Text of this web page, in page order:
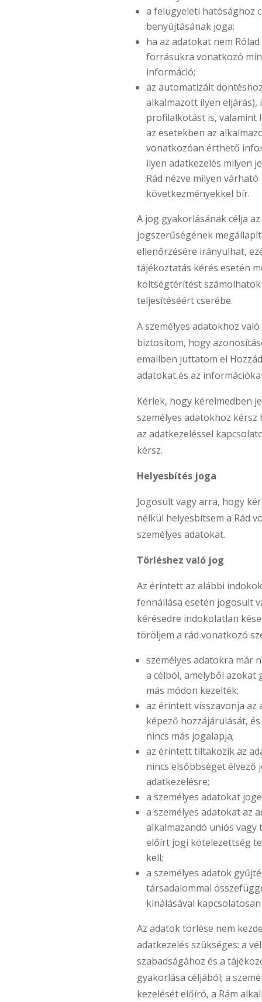
a felügyeleti hatósághoz
benyújtásának joga;
ha az adatokat nem
forrásukra vonatkozó
információ;
az automatizált
alkalmazott ilyen eljárás),
profilalkotást is, valamint
az esetekben az
vonatkozóan érthető
ilyen adatkezelés milyen
Rád nézve milyen várható
következményekkel bír.
A jog gyakorlásának célja
jogszerűségének
ellenőrzésére irányulhat,
tájékoztatás kérés esetén
költségtérítést
teljesítéséért cserébe.
A személyes adatokhoz
biztosítom, hogy
emailben juttatom el
adatokat és az
Kérlek, hogy kérelmedben
személyes adatokhoz kérsz
az adatkezeléssel
kérsz.
Helyesbítés joga
Jogosult vagy arra, hogy
nélkül helyesbítsem a Rád
személyes adatokat.
Törléshez való jog
Az érintett az alábbi
fennállása esetén jogosult
kérésedre indokolatlan
töröljem a rád vonatkozó
személyes adatokra már
a célból, amelyből azokat
más módon kezelték;
az érintett visszavonja az
képező hozzájárulását,
nincs más jogalapja;
az érintett tiltakozik az
nincs elsőbbséget élvező
adatkezelésre;
a személyes adatokat
a személyes adatokat az
alkalmazandó uniós vagy
előírt jogi kötelezettség
kell;
a személyes adatok
társadalommal
kínálásával
Az adatok törlése nem
adatkezelés szükséges: a
szabadságához és a
gyakorlása céljából; a
kezelését előíró, a Rám